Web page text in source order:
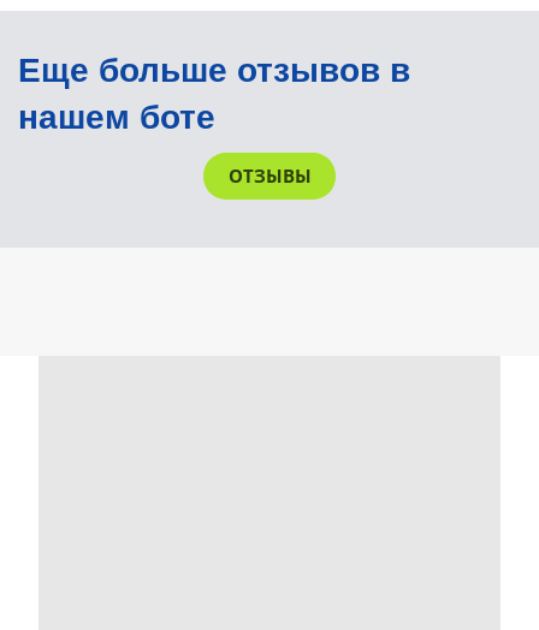
Еще больше отзывов в
нашем боте
ОТЗЫВЫ